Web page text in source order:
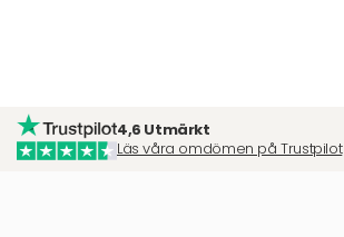
4,6 Utmärkt
Läs våra omdömen på Trustpilot